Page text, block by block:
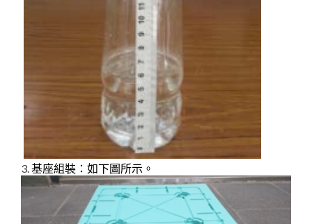
3.基座組裝：如下圖所示。